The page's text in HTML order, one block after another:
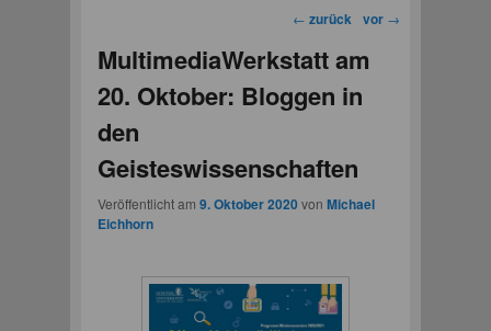
Beitragsnavigation
← zurück vor →
MultimediaWerkstatt am
20. Oktober: Bloggen in
den
Geisteswissenschaften
Veröffentlicht am 9. Oktober 2020 von Michael
Eichhorn